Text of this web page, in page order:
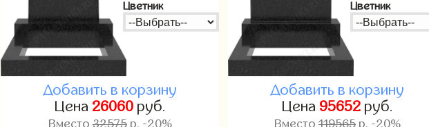
Цветник
Добавить в корзину
Цена 26060руб.
Вместо32575р. -20%
Цветник
Добавить в корзину
Цена 95652руб.
Вместо 119565р. -20%